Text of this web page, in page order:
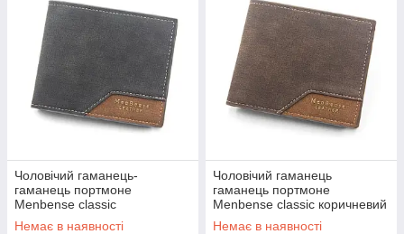
Чоловічий гаманець-
гаманець портмоне
Menbense classic
коричневий, темно-сірий
Немає в наявності
Чоловічий гаманець
гаманець портмоне
Menbense classic коричневий
Немає в наявності